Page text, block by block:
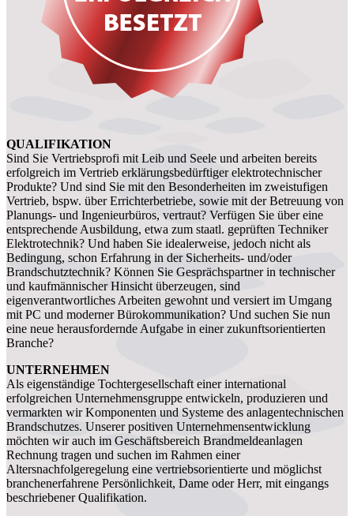
QUALIFIKATION
Sind Sie Vertriebsprofi mit Leib und Seele und arbeiten bereits
erfolgreich im Vertrieb erklärungsbedürftiger elektrotechnischer
Produkte? Und sind Sie mit den Besonderheiten im zweistufigen
Vertrieb, bspw. über Errichterbetriebe, sowie mit der Betreuung von
Planungs- und Ingenieurbüros, vertraut? Verfügen Sie über eine
entsprechende Ausbildung, etwa zum staatl. geprüften Techniker
Elektrotechnik? Und haben Sie idealerweise, jedoch nicht als
Bedingung, schon Erfahrung in der Sicherheits- und/oder
Brandschutztechnik? Können Sie Gesprächspartner in technischer
und kaufmännischer Hinsicht überzeugen, sind
eigenverantwortliches Arbeiten gewohnt und versiert im Umgang
mit PC und moderner Bürokommunikation? Und suchen Sie nun
eine neue herausfordernde Aufgabe in einer zukunftsorientierten
Branche?
UNTERNEHMEN
Als eigenständige Tochtergesellschaft einer international
erfolgreichen Unternehmensgruppe entwickeln, produzieren und
vermarkten wir Komponenten und Systeme des anlagentechnischen
Brandschutzes. Unserer positiven Unternehmensentwicklung
möchten wir auch im Geschäftsbereich Brandmeldeanlagen
Rechnung tragen und suchen im Rahmen einer
Altersnachfolgeregelung eine vertriebsorientierte und möglichst
branchenerfahrene Persönlichkeit, Dame oder Herr, mit eingangs
beschriebener Qualifikation.